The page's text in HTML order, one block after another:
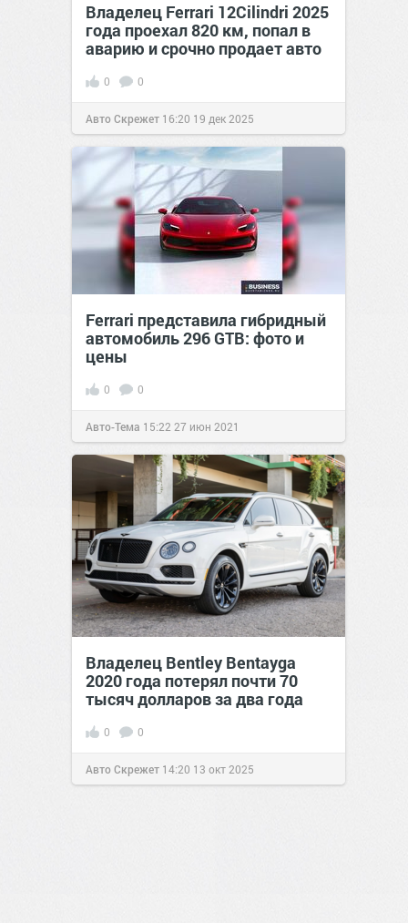
Владелец Ferrari 12Cilindri 2025
года проехал 820 км, попал в
аварию и срочно продает авто
0 0
Авто Скрежет 16:20 19 дек 2025
Ferrari представила гибридный
автомобиль 296 GTB: фото и
цены
0 0
Авто-Тема 15:22 27 июн 2021
Владелец Bentley Bentayga
2020 года потерял почти 70
тысяч долларов за два года
0 0
Авто Скрежет 14:20 13 окт 2025